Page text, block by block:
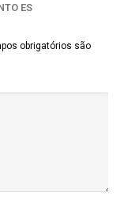
ES
obrigatórios são